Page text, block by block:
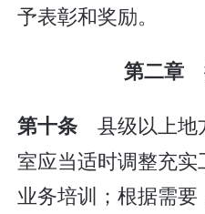
予表彰和奖励。
第二章
第十条 县级以上地
室应当适时调整充
业务培训；根据需